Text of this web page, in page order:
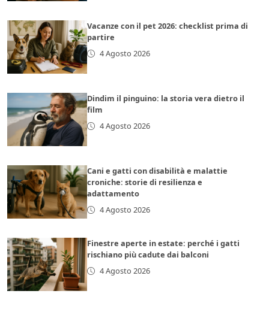
Vacanze con il pet 2026: checklist prima di
partire
4 Agosto 2026
Dindim il pinguino: la storia vera dietro il
film
4 Agosto 2026
Cani e gatti con disabilità e malattie
croniche: storie di resilienza e
adattamento
4 Agosto 2026
Finestre aperte in estate: perché i gatti
rischiano più cadute dai balconi
4 Agosto 2026